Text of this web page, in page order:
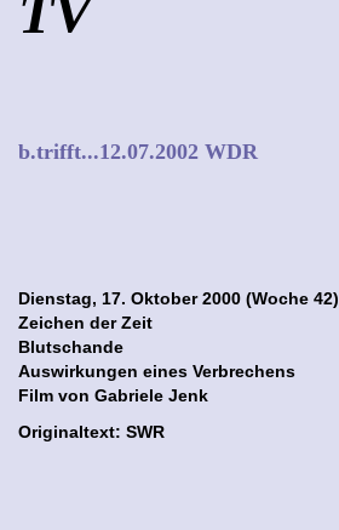
TV
b.trifft...12.07.2002 WDR
Dienstag, 17. Oktober 2000 (Woche 42)
Zeichen der Zeit
Blutschande
Auswirkungen eines Verbrechens
Film von Gabriele Jenk
Originaltext: SWR